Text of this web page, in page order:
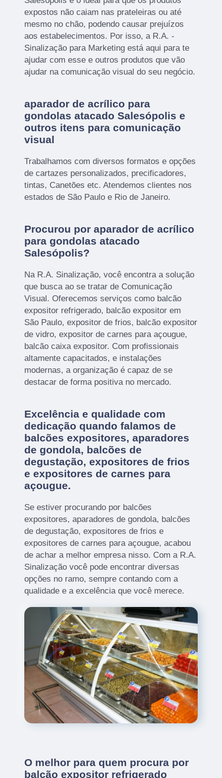
expostos não caiam nas prateleiras ou até
mesmo no chão, podendo causar prejuízos
aos estabelecimentos. Por isso, a R.A. -
Sinalização para Marketing está aqui para te
ajudar com esse e outros produtos que vão
ajudar na comunicação visual do seu negócio.
aparador de acrílico para
gondolas atacado Salesópolis e
outros itens para comunicação
visual
Trabalhamos com diversos formatos e opções
de cartazes personalizados, precificadores,
tintas, Canetões etc. Atendemos clientes nos
estados de São Paulo e Rio de Janeiro.
Procurou por aparador de acrílico
para gondolas atacado
Salesópolis?
Na R.A. Sinalização, você encontra a solução
que busca ao se tratar de Comunicação
Visual. Oferecemos serviços como balcão
expositor refrigerado, balcão expositor em
São Paulo, expositor de frios, balcão expositor
de vidro, expositor de carnes para açougue,
balcão caixa expositor. Com profissionais
altamente capacitados, e instalações
modernas, a organização é capaz de se
destacar de forma positiva no mercado.
Excelência e qualidade com
dedicação quando falamos de
balcões expositores, aparadores
de gondola, balcões de
degustação, expositores de frios
e expositores de carnes para
açougue.
Se estiver procurando por balcões
expositores, aparadores de gondola, balcões
de degustação, expositores de frios e
expositores de carnes para açougue, acabou
de achar a melhor empresa nisso. Com a R.A.
Sinalização você pode encontrar diversas
opções no ramo, sempre contando com a
qualidade e a excelência que você merece.
O melhor para quem procura por
balcão expositor refrigerado